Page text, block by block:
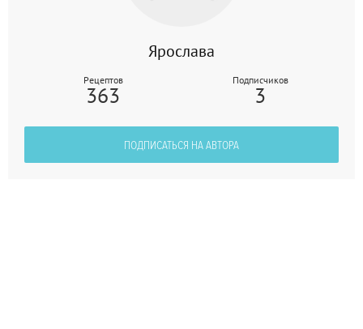
Ярослава
Рецептов
363
Подписчиков
3
ПОДПИСАТЬСЯ НА АВТОРА